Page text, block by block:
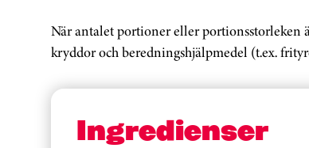
När antalet portioner eller portionsstorleken
kryddor och beredningshjälpmedel (t.ex.
Ingredienser